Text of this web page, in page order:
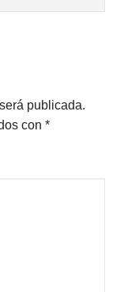
publicada.
con *